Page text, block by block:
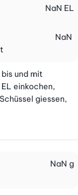
NaN EL
NaN
und mit
einkochen,
giessen,
NaN g